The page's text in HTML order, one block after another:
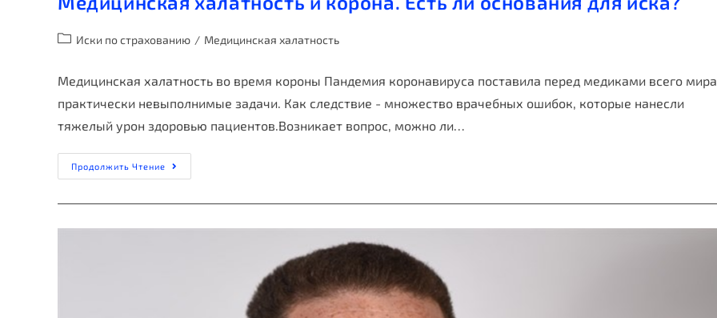
Иски по страхованию / Медицинская халатность
Медицинская халатность во время короны Пандемия коронавируса поставила перед медиками всего мира
практически невыполнимые задачи. Как следствие - множество врачебных ошибок, которые нанесли
тяжелый урон здоровью пациентов.Возникает вопрос, можно ли…
Продолжить Чтение